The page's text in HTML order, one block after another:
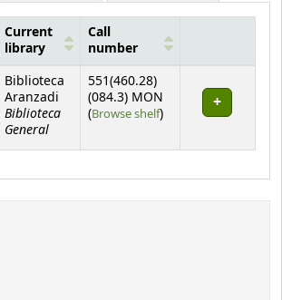
Current
library
Call
number
Biblioteca
Aranzadi
Biblioteca
General
551(460.28)
(084.3) MON
(Browse shelf(Opens below)
)